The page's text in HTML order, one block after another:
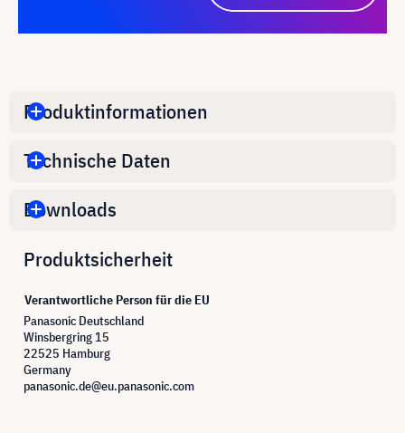
Produktinformationen
Technische Daten
Downloads
Produktsicherheit
Verantwortliche Person für die EU
Panasonic Deutschland
Winsbergring 15
22525 Hamburg
Germany
panasonic.de@eu.panasonic.com